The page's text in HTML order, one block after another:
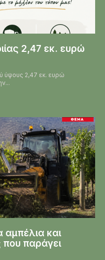
2,47 εκ. ευρώ
ύψους 2,47 εκ. ευρώ
και
που παράγει